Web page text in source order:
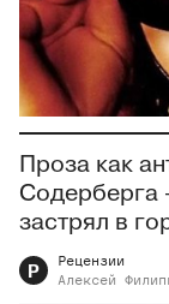
Проза как
Содерберга
застрял в
Р
Рецензии
Алексей